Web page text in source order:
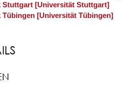
[Universität Stuttgart]
[Universität Tübingen]